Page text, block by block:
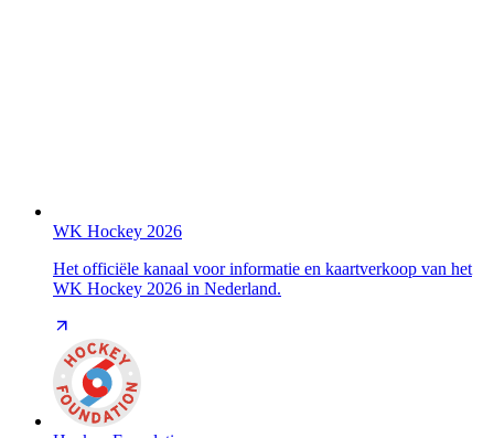
WK Hockey 2026
Het officiële kanaal voor informatie en kaartverkoop van het
WK Hockey 2026 in Nederland.